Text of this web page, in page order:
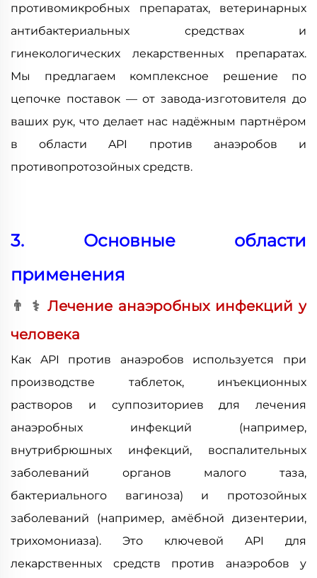
противомикробных препаратах, ветеринарных
антибактериальных средствах и
гинекологических лекарственных препаратах.
Мы предлагаем комплексное решение по
цепочке поставок — от завода-изготовителя до
ваших рук, что делает нас надёжным партнёром
в области API против анаэробов и
противопротозойных средств.
3. Основные области
применения
👨 ⚕ Лечение анaэробных инфекций у
человека
Как API против анаэробов используется при
производстве таблеток, инъекционных
растворов и суппозиториев для лечения
анаэробных инфекций (например,
внутрибрюшных инфекций, воспалительных
заболеваний органов малого таза,
бактериального вагиноза) и протозойных
заболеваний (например, амёбной дизентерии,
трихомониаза). Это ключевой API для
лекарственных средств против анаэробов у